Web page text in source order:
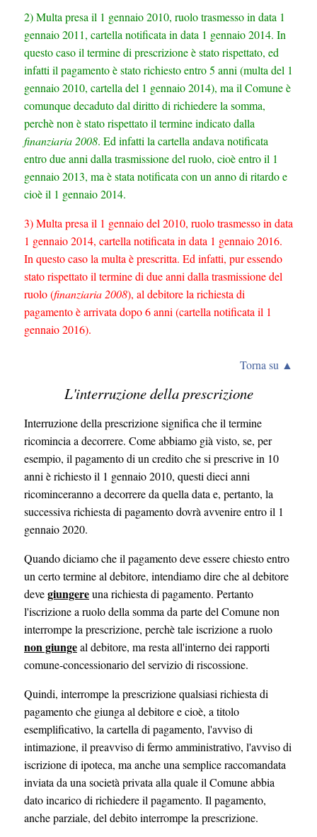
2) Multa presa il 1 gennaio 2010, ruolo trasmesso in data 1
gennaio 2011, cartella notificata in data 1 gennaio 2014. In
questo caso il termine di prescrizione è stato rispettato, ed
infatti il pagamento è stato richiesto entro 5 anni (multa del 1
gennaio 2010, cartella del 1 gennaio 2014), ma il Comune è
comunque decaduto dal diritto di richiedere la somma,
perchè non è stato rispettato il termine indicato dalla
finanziaria 2008. Ed infatti la cartella andava notificata
entro due anni dalla trasmissione del ruolo, cioè entro il 1
gennaio 2013, ma è stata notificata con un anno di ritardo e
cioè il 1 gennaio 2014.
3) Multa presa il 1 gennaio del 2010, ruolo trasmesso in data
1 gennaio 2014, cartella notificata in data 1 gennaio 2016.
In questo caso la multa è prescritta. Ed infatti, pur essendo
stato rispettato il termine di due anni dalla trasmissione del
ruolo (finanziaria 2008), al debitore la richiesta di
pagamento è arrivata dopo 6 anni (cartella notificata il 1
gennaio 2016).
Torna su ▲
L'interruzione della prescrizione
Interruzione della prescrizione significa che il termine
ricomincia a decorrere. Come abbiamo già visto, se, per
esempio, il pagamento di un credito che si prescrive in 10
anni è richiesto il 1 gennaio 2010, questi dieci anni
ricominceranno a decorrere da quella data e, pertanto, la
successiva richiesta di pagamento dovrà avvenire entro il 1
gennaio 2020.
Quando diciamo che il pagamento deve essere chiesto entro
un certo termine al debitore, intendiamo dire che al debitore
devegiungereuna richiesta di pagamento. Pertanto
l'iscrizione a ruolo della somma da parte del Comune non
interrompe la prescrizione, perchè tale iscrizione a ruolo
non giungeal debitore, ma resta all'interno dei rapporti
comune-concessionario del servizio di riscossione.
Quindi, interrompe la prescrizione qualsiasi richiesta di
pagamento che giunga al debitore e cioè, a titolo
esemplificativo, la cartella di pagamento, l'avviso di
intimazione, il preavviso di fermo amministrativo, l'avviso di
iscrizione di ipoteca, ma anche una semplice raccomandata
inviata da una società privata alla quale il Comune abbia
dato incarico di richiedere il pagamento. Il pagamento,
anche parziale, del debito interrompe la prescrizione.